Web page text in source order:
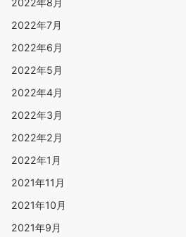
2022年8月
2022年7月
2022年6月
2022年5月
2022年4月
2022年3月
2022年2月
2022年1月
2021年11月
2021年10月
2021年9月